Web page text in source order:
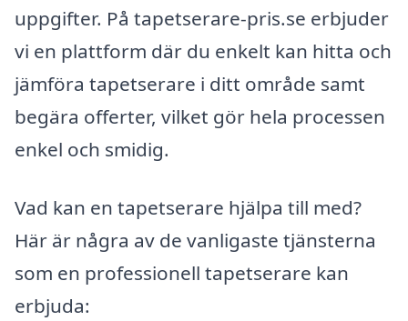
uppgifter. På tapetserare-pris.se erbjuder
vi en plattform där du enkelt kan hitta och
jämföra tapetserare i ditt område samt
begära offerter, vilket gör hela processen
enkel och smidig.
Vad kan en tapetserare hjälpa till med?
Här är några av de vanligaste tjänsterna
som en professionell tapetserare kan
erbjuda: